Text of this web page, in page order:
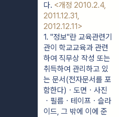
다. <개정 2010.2.4,
2011.12.31,
2012.12.11>
1. "정보"란 교육관련기
관이 학교교육과 관련
하여 직무상 작성 또는
취득하여 관리하고 있
는 문서(전자문서를 포
함한다)ㆍ도면ㆍ사진
ㆍ필름ㆍ테이프ㆍ슬라
이드, 그 밖에 이에 준